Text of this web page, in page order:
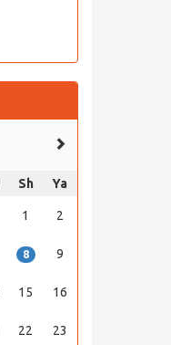
Sh Ya
1 2
8 9
15 16
22 23